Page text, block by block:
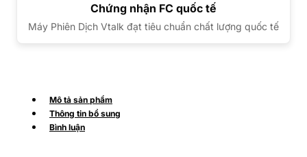
Chứng nhận FC quốc tế
Máy Phiên Dịch Vtalk đạt tiêu chuẩn chất lượng quốc tế
Mô tả sản phẩm
Thông tin bổ sung
Bình luận